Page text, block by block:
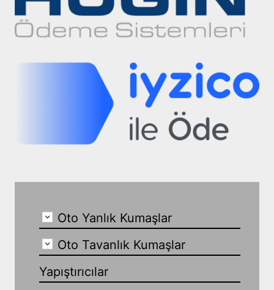
Oto Yanlık Kumaşlar
Oto Tavanlık Kumaşlar
Yapıştırıcılar